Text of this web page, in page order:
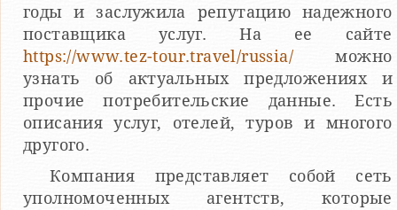
годы и заслужила репутацию надежного
поставщика услуг. На ее сайте
https://www.tez-tour.travel/russia/ можно
узнать об актуальных предложениях и
прочие потребительские данные. Есть
описания услуг, отелей, туров и многого
другого.
Компания представляет собой сеть
уполномоченных агентств, которые